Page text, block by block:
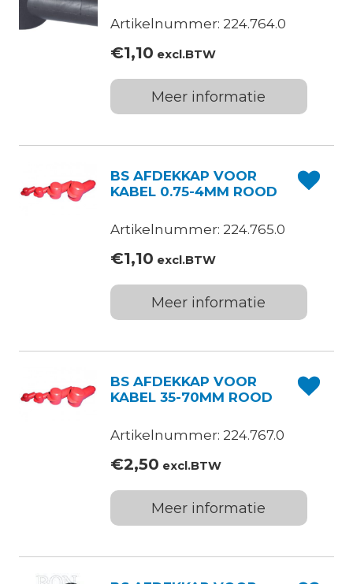
Artikelnummer: 224.764.0
€1,10 excl.BTW
Meer informatie
BS AFDEKKAP VOOR
KABEL 0.75-4MM ROOD
Artikelnummer: 224.765.0
€1,10 excl.BTW
Meer informatie
BS AFDEKKAP VOOR
KABEL 35-70MM ROOD
Artikelnummer: 224.767.0
€2,50 excl.BTW
Meer informatie